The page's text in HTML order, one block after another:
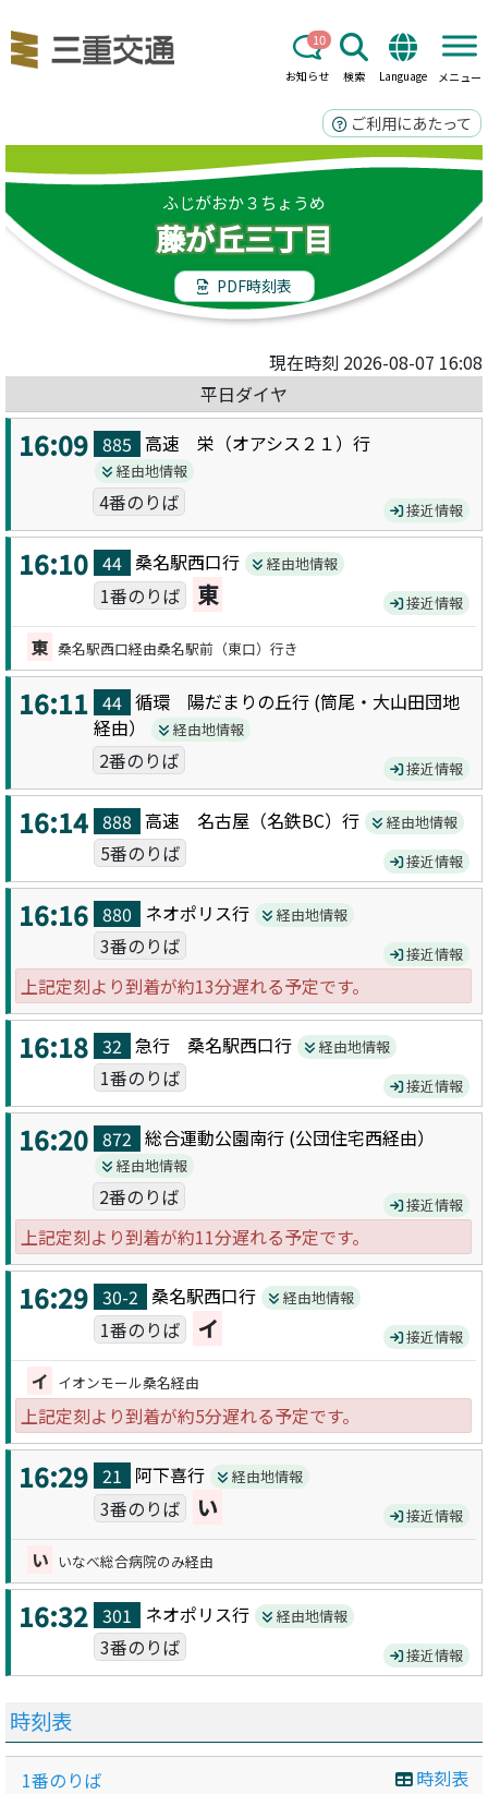
お知らせ
10
検索 Language メニュー
ご利用にあたって
ふじがおか３ちょうめ
藤が丘三丁目
PDF時刻表
現在時刻 2026-08-07 16:08
平日ダイヤ
16:09 885 高速 栄（オアシス２１） 行
経由地情報
4番のりば 接近情報
16:10 44 桑名駅西口行 経由地情報
1番のりば 東 接近情報
東 桑名駅西口経由桑名駅前（東口）行き
16:11 44 循環 陽だまりの丘行 (筒尾・大山田団地
経由）
経由地情報
2番のりば 接近情報
16:14 888 高速 名古屋（名鉄BC） 行 経由地情報
5番のりば 接近情報
16:16 880 ネオポリス行 経由地情報
3番のりば 接近情報
上記定刻より到着が約13分遅れる予定です。
16:18 32 急行 桑名駅西口行 経由地情報
1番のりば 接近情報
16:20 872 総合運動公園南行 (公団住宅西経由）
経由地情報
2番のりば 接近情報
上記定刻より到着が約11分遅れる予定です。
16:29 30-2 桑名駅西口行 経由地情報
1番のりば イ 接近情報
イ イオンモール桑名経由
上記定刻より到着が約5分遅れる予定です。
16:29 21 阿下喜行 経由地情報
3番のりば い 接近情報
い いなべ総合病院のみ経由
16:32 301 ネオポリス行 経由地情報
3番のりば 接近情報
時刻表
時刻表
1番のりば